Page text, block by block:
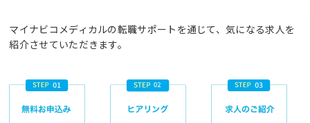
マイナビコメディカルの転職サポートを通じて、気になる求人を
紹介させていただきます。